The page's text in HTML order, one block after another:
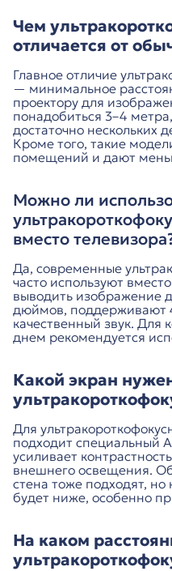
Чем
отличается от
Главное отличие
— минимальное
проектору для
понадобиться 3–4
достаточно нескольких
Кроме того, такие
помещений и дают
Можно ли
вместо
Да, современные
часто используют
выводить изображение
дюймов, поддерживают
качественный звук. Для
днем рекомендуется
Какой экран
Для
подходит специальный
усиливает
внешнего освещения.
стена тоже подходят,
будет ниже, особенно
На каком